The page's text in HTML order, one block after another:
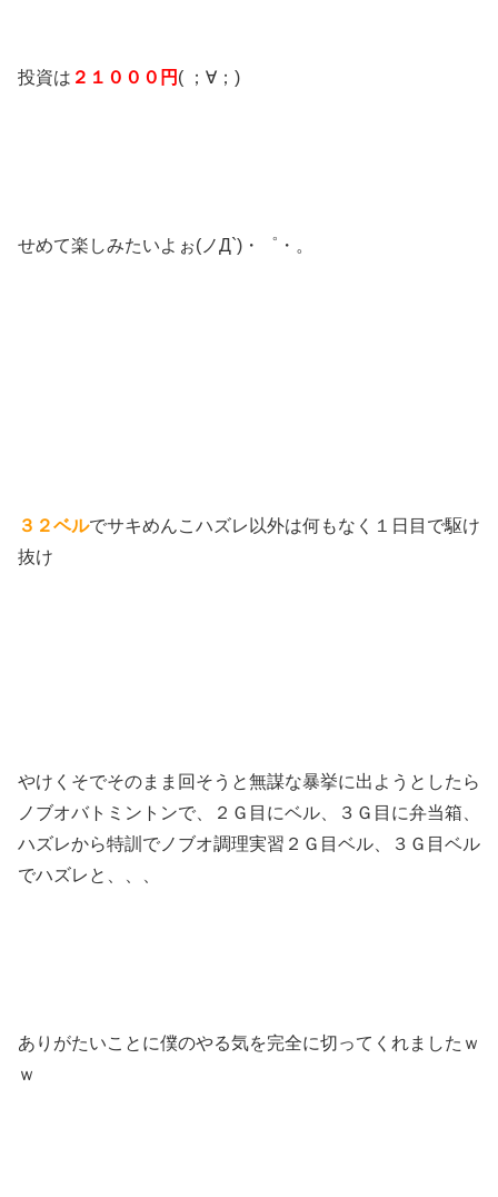
投資は ２１０００円 ( ；∀；)
せめて楽しみたいよぉ(ノД`)・゜・。
３２ベルでサキめんこハズレ以外は何もなく１日目で駆け
抜け
やけくそでそのまま回そうと無謀な暴挙に出ようとしたら
ノブオバトミントンで、２Ｇ目にベル、３Ｇ目に弁当箱、
ハズレから特訓でノブオ調理実習２Ｇ目ベル、３Ｇ目ベル
でハズレと、、、
ありがたいことに僕のやる気を完全に切ってくれましたｗ
ｗ